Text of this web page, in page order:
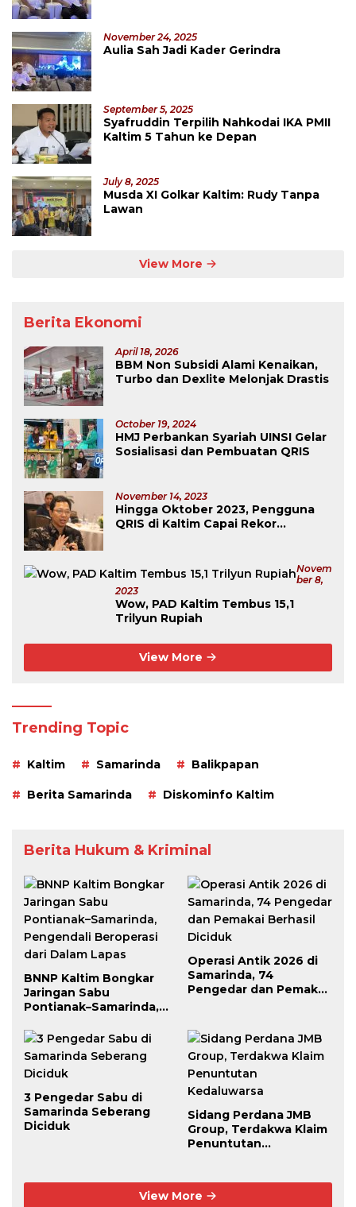
November 24, 2025
Aulia Sah Jadi Kader Gerindra
September 5, 2025
Syafruddin Terpilih Nahkodai IKA PMII
Kaltim 5 Tahun ke Depan
July 8, 2025
Musda XI Golkar Kaltim: Rudy Tanpa
Lawan
View More
Berita Ekonomi
April 18, 2026
BBM Non Subsidi Alami Kenaikan,
Turbo dan Dexlite Melonjak Drastis
October 19, 2024
HMJ Perbankan Syariah UINSI Gelar
Sosialisasi dan Pembuatan QRIS
November 14, 2023
Hingga Oktober 2023, Pengguna
QRIS di Kaltim Capai Rekor
Novem
Ber 8,
2023
Wow, PAD Kaltim Tembus 15,1
Trilyun Rupiah
View More
Trending Topic
Kaltim Samarinda Balikpapan
Berita Samarinda Diskominfo Kaltim
Berita Hukum & Kriminal
BNNP Kaltim Bongkar
Jaringan Sabu
Pontianak–Samarinda,
dari Dalam Lapas
Operasi Antik 2026 di
Samarinda, 74
Pengedar dan Pemakai
3 Pengedar Sabu di
Samarinda Seberang
Diciduk
Sidang Perdana JMB
Group, Terdakwa Klaim
Penuntutan
View More